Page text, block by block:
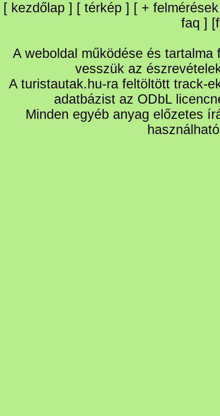
[ kezdőlap ] [ térkép ] [ + felmérések
faq ] [
A weboldal működése és
vesszük az
A turistautak.hu-ra feltöltött track-
adatbázist az ODbL
Minden egyéb anyag előzetes